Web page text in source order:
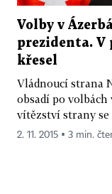
Volby v
prezidenta. V
křesel
Vládnoucí strana
obsadí po
vítězství strany
2. 11. 2015 ▪ 3 min.